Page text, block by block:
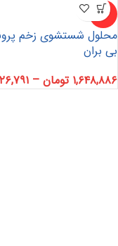
-5%
محلول شستشوی زخم
بی بران
۱,۶۴۸,۸۸۶ تومان –